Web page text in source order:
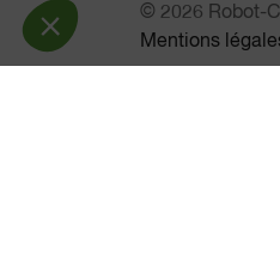
© 2026 Robot-
Mentions